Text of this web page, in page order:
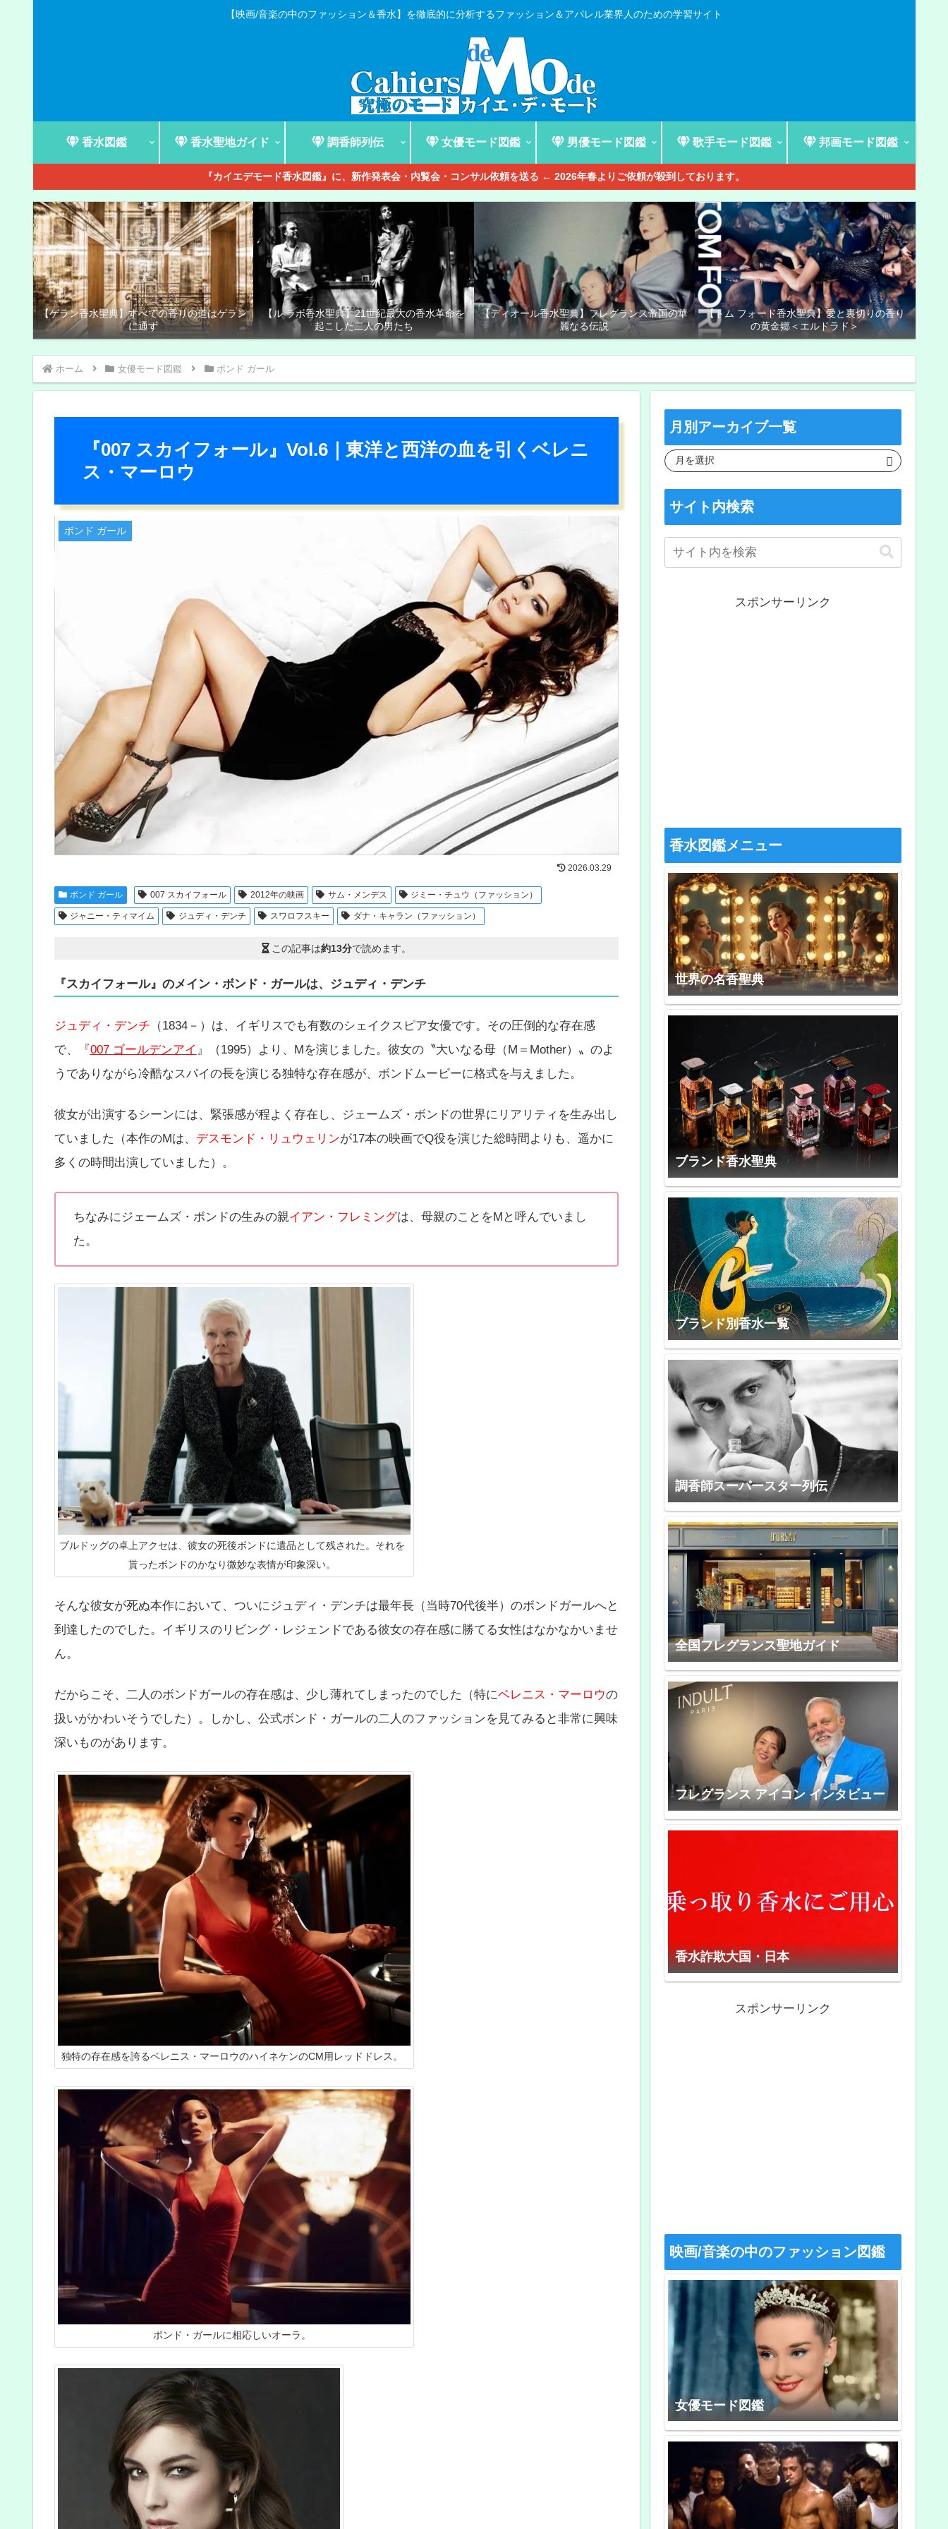
【映画/音楽の中のファッション＆香水】を徹底的に分析するファッション＆アパレル業界人のための学習サイト
香水図鑑 香水聖地ガイド 調香師列伝 女優モード図鑑 男優モード図鑑 歌手モード図鑑 邦画モード図鑑
『カイエデモード香水図鑑』に、新作発表会・内覧会・コンサル依頼を送る ← 2026年春よりご依頼が殺到しております。
【ゲラン香水聖典】すべての香りの道はゲラン
に通ず
【ル ラボ香水聖典】21世紀最大の香水革命を
起こした二人の男たち
【ディオール香水聖典】フレグランス帝国の華
麗なる伝説
【トム フォード香水聖典】愛と裏切りの香り
の黄金郷＜エルドラド＞
ホーム 女優モード図鑑 ボンド ガール
『007 スカイフォール』Vol.6｜東洋と西洋の血を引くベレニ
ス・マーロウ
ボンド ガール
2026.03.29
ボンド ガール 007 スカイフォール 2012年の映画 サム・メンデス ジミー・チュウ（ファッション）
ジャニー・ティマイム ジュディ・デンチ スワロフスキー ダナ・キャラン（ファッション）
この記事は約13分で読めます。
『スカイフォール』のメイン・ボンド・ガールは、ジュディ・デンチ
ジュディ・デンチ （1834－）は、イギリスでも有数のシェイクスピア女優です。その圧倒的な存在感
で、『007 ゴールデンアイ 』（1995）より、Mを演じました。彼女の〝大いなる母（M＝Mother）〟のよ
うでありながら冷酷なスパイの長を演じる独特な存在感が、ボンドムービーに格式を与えました。
彼女が出演するシーンには、緊張感が程よく存在し、ジェームズ・ボンドの世界にリアリティを生み出し
ていました（本作のMは、 デスモンド・リュウェリンが17本の映画でQ役を演じた総時間よりも、遥かに
多くの時間出演していました ）。
ちなみにジェームズ・ボンドの生みの親イアン・フレミングは、母親のことをMと呼んでいまし
た。
ブルドッグの卓上アクセは、彼女の死後ボンドに遺品として残された。それを
貰ったボンドのかなり微妙な表情が印象深い。
そんな彼女が死ぬ本作において、ついにジュディ・デンチは最年長（当時70代後半）のボンドガールへと
到達したのでした。イギリスのリビング・レジェンドである彼女の存在感に勝てる女性はなかなかいませ
ん。
だからこそ、二人のボンドガールの存在感は、少し薄れてしまったのでした（特にベレニス・マーロウの
扱いがかわいそうでした）。しかし、公式ボンド・ガールの二人のファッションを見てみると非常に興味
深いものがあります。
独特の存在感を誇るベレニス・マーロウのハイネケンのCM用レッドドレス。
ボンド・ガールに相応しいオーラ。
月別アーカイブ一覧
サイト内検索
スポンサーリンク
香水図鑑メニュー
世界の名香聖典
ブランド香水聖典
ブランド別香水一覧
調香師スーパースター列伝
全国フレグランス聖地ガイド
フレグランス アイコン インタビュー
香水詐欺大国・日本
スポンサーリンク
映画/音楽の中のファッション図鑑
女優モード図鑑